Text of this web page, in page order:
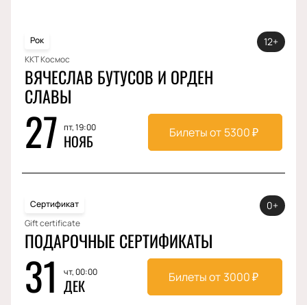
Рок
ККТ Космос
ВЯЧЕСЛАВ БУТУСОВ И ОРДЕН
СЛАВЫ
27 пт, 19:00
НОЯБ
12+
Билеты от 5300₽
Сертификат
Gift certificate
ПОДАРОЧНЫЕ СЕРТИФИКАТЫ
31 чт, 00:00
ДЕК
0+
Билеты от 3000₽